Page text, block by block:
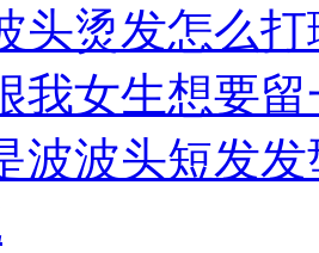
头烫发怎么打
我女生想要
波波头短发